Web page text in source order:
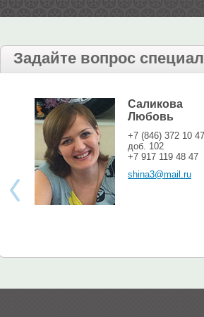
Задайте вопрос
Саликова
Любовь
+7 (846) 372 10 47
доб. 102
+7 917 119 48 47
shina3@mail.ru